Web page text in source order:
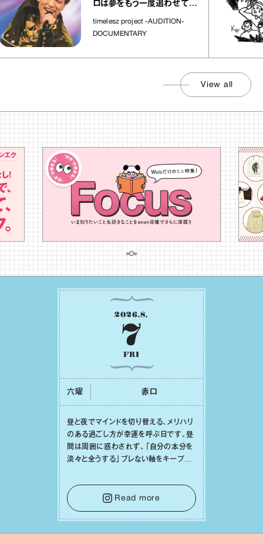
ロは夢をもう一度追わせてく
れた場所」
timelesz project -AUDITION-
DOCUMENTARY
View all
2026.8.
7
FRI
六曜 ⾚⼝
昼と夜でマインドを切り替える、メリハリ
のある過ごし⽅が幸運を呼ぶ⽇です。昼
間は周囲に惑わされず、「⾃分の本分を
淡々と全うする」ブレない軸をキープし
⾔葉に流されないよう、⼼にしっかりブ
レーキをかけること。この意識の切り替
えが、あなたに確かな安⼼感をもたらす
はずです。
Read more